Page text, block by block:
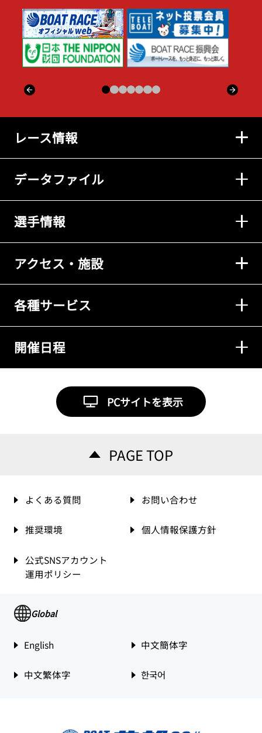
レース情報
データファイル
選手情報
アクセス・施設
各種サービス
開催日程
PCサイトを表示
PAGE TOP
よくある質問 お問い合わせ
推奨環境 個人情報保護方針
公式SNSアカウント
運用ポリシー
Global
English 中文簡体字
中文繁体字 한국어